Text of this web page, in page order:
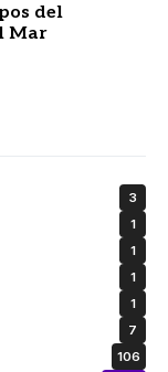
del
Mar
3
1
1
1
1
7
106